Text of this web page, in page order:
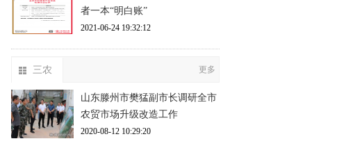
者一本“明白账”
2021-06-24 19:32:12
三农 更多
山东滕州市樊猛副市长调研全市
农贸市场升级改造工作
2020-08-12 10:29:20